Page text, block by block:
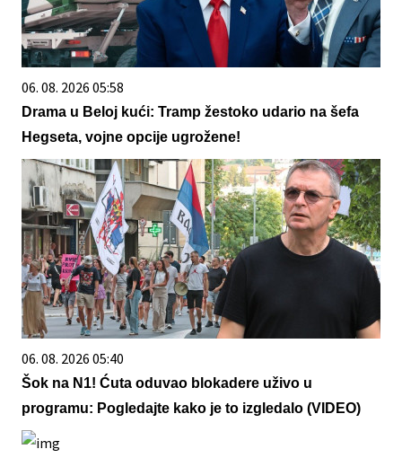
06. 08. 2026 05:58
Drama u Beloj kući: Tramp žestoko udario na šefa
Hegseta, vojne opcije ugrožene!
06. 08. 2026 05:40
Šok na N1! Ćuta oduvao blokadere uživo u
programu: Pogledajte kako je to izgledalo (VIDEO)